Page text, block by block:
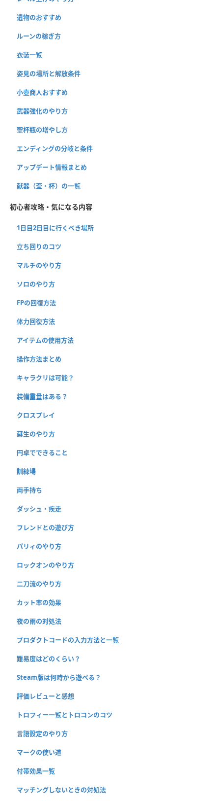
遺物のおすすめ
ルーンの稼ぎ方
衣装一覧
姿見の場所と解放条件
小壺商人おすすめ
武器強化のやり方
聖杯瓶の増やし方
エンディングの分岐と条件
アップデート情報まとめ
献器（盃・杯）の一覧
初心者攻略・気になる内容
1日目2日目に行くべき場所
立ち回りのコツ
マルチのやり方
ソロのやり方
FPの回復方法
体力回復方法
アイテムの使用方法
操作方法まとめ
キャラクリは可能？
装備重量はある？
クロスプレイ
蘇生のやり方
円卓でできること
訓練場
両手持ち
ダッシュ・疾走
フレンドとの遊び方
パリィのやり方
ロックオンのやり方
二刀流のやり方
カット率の効果
夜の雨の対処法
プロダクトコードの入力方法と一覧
難易度はどのくらい？
Steam版は何時から遊べる？
評価レビューと感想
トロフィー一覧とトロコンのコツ
言語設定のやり方
マークの使い道
付帯効果一覧
マッチングしないときの対処法